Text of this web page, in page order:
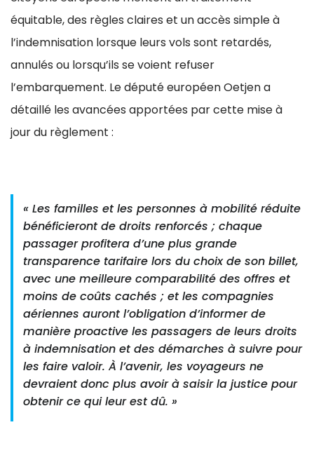
équitable, des règles claires et un accès simple à
l’indemnisation lorsque leurs vols sont retardés,
annulés ou lorsqu’ils se voient refuser
l’embarquement. Le député européen Oetjen a
détaillé les avancées apportées par cette mise à
jour du règlement :
« Les familles et les personnes à mobilité réduite
bénéficieront de droits renforcés ; chaque
passager profitera d’une plus grande
transparence tarifaire lors du choix de son billet,
avec une meilleure comparabilité des offres et
moins de coûts cachés ; et les compagnies
aériennes auront l’obligation d’informer de
manière proactive les passagers de leurs droits
à indemnisation et des démarches à suivre pour
les faire valoir. À l’avenir, les voyageurs ne
devraient donc plus avoir à saisir la justice pour
obtenir ce qui leur est dû. »